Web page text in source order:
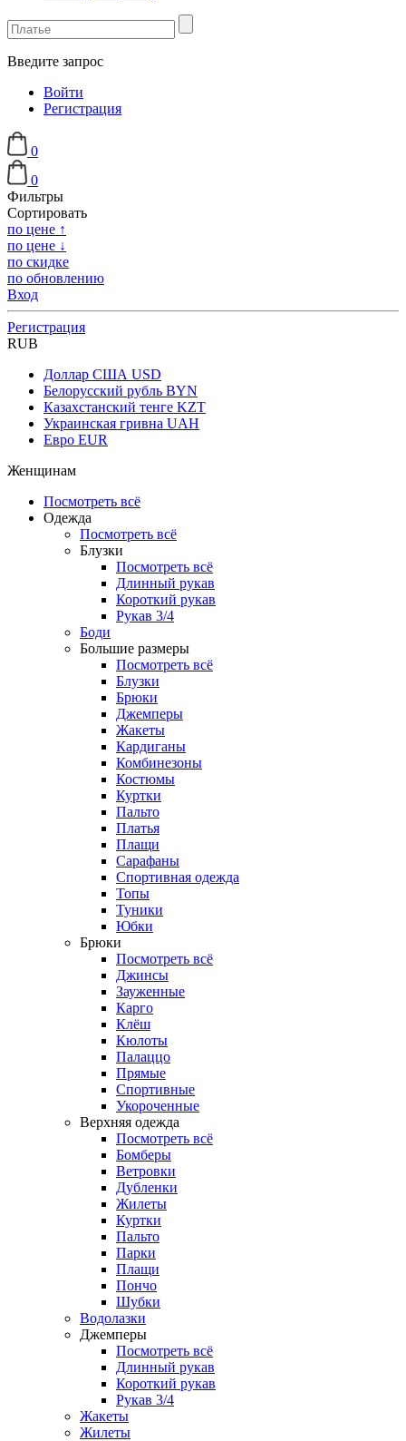
Введите запрос
Войти
Регистрация
0
0
Фильтры
Сортировать
по цене ↑
по цене ↓
по скидке
по обновлению
Вход
Регистрация
RUB
Доллар США USD
Белорусский рубль BYN
Казахстанский тенге KZT
Украинская гривна UAH
Евро EUR
Женщинам
Посмотреть всё
Одежда
Посмотреть всё
Блузки
Посмотреть всё
Длинный рукав
Короткий рукав
Рукав 3/4
Боди
Большие размеры
Посмотреть всё
Блузки
Брюки
Джемперы
Жакеты
Кардиганы
Комбинезоны
Костюмы
Куртки
Пальто
Платья
Плащи
Сарафаны
Спортивная одежда
Топы
Туники
Юбки
Брюки
Посмотреть всё
Джинсы
Зауженные
Карго
Клёш
Кюлоты
Палаццо
Прямые
Спортивные
Укороченные
Верхняя одежда
Посмотреть всё
Бомберы
Ветровки
Дубленки
Жилеты
Куртки
Пальто
Парки
Плащи
Пончо
Шубки
Водолазки
Джемперы
Посмотреть всё
Длинный рукав
Короткий рукав
Рукав 3/4
Жакеты
Жилеты